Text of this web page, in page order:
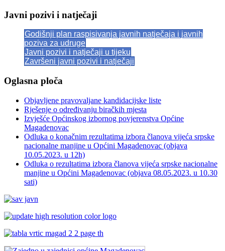
Javni pozivi i natječaji
Godišnji plan raspisivanja javnih natječaja i javnih
poziva za udruge
Javni pozivi i natječaji u tijeku
Završeni javni pozivi i natječaji
Oglasna ploča
Objavljene pravovaljane kandidacijske liste
Rješenje o određivanju biračkih mjesta
Izvješće Općinskog izbornog povjerenstva Općine
Magadenovac
Odluka o konačnim rezultatima izbora članova vijeća srpske
nacionalne manjine u Općini Magadenovac (objava
10.05.2023. u 12h)
Odluka o rezultatima izbora članova vijeća srpske nacionalne
manjine u Općini Magadenovac (objava 08.05.2023. u 10.30
sati)